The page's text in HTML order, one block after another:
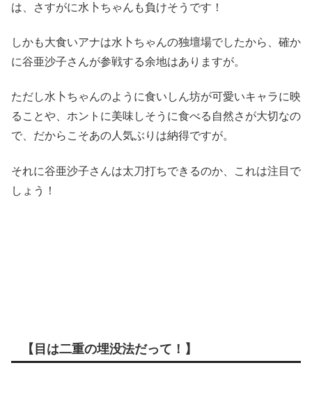
は、さすがに水卜ちゃんも負けそうです！
しかも大食いアナは水卜ちゃんの独壇場でしたから、確か
に谷亜沙子さんが参戦する余地はありますが。
ただし水卜ちゃんのように食いしん坊が可愛いキャラに映
ることや、ホントに美味しそうに食べる自然さが大切なの
で、だからこそあの人気ぶりは納得ですが。
それに谷亜沙子さんは太刀打ちできるのか、これは注目で
しょう！
【目は二重の埋没法だって！】